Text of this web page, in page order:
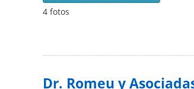
4 fotos
Dr. Romeu y